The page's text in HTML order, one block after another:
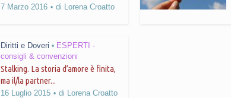
7 Marzo 2016 di Lorena Croatto
Diritti e Doveri • ESPERTI -
consigli & convenzioni
Stalking. La storia d’amore è finita,
ma il/la partner...
16 Luglio 2015 di Lorena Croatto